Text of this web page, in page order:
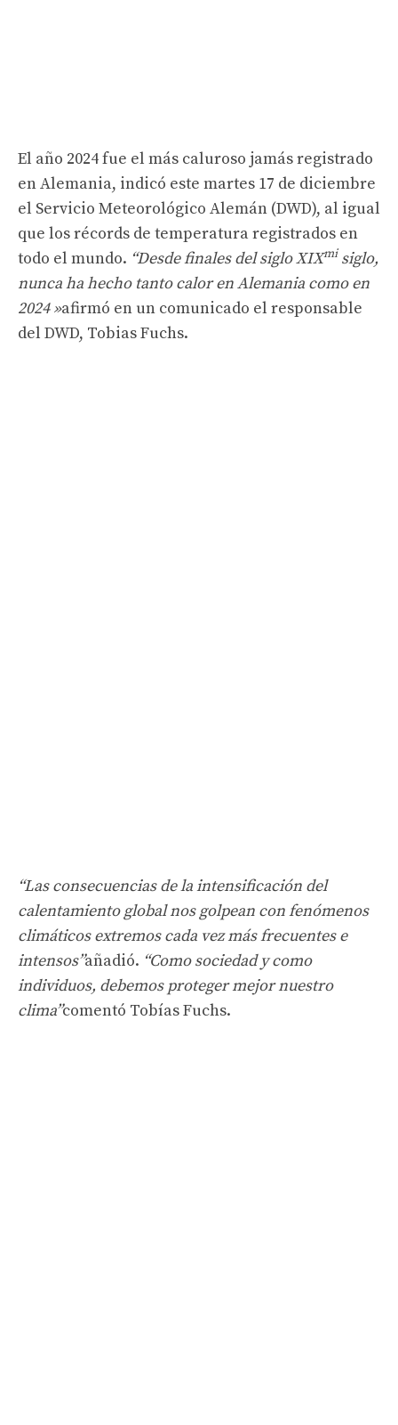
El año 2024 fue el más caluroso jamás registrado
en Alemania, indicó este martes 17 de diciembre
el Servicio Meteorológico Alemán (DWD), al igual
que los récords de temperatura registrados en
todo el mundo. “Desde finales del siglo XIXmi siglo,
nunca ha hecho tanto calor en Alemania como en
2024 »afirmó en un comunicado el responsable
del DWD, Tobias Fuchs.
“Las consecuencias de la intensificación del
calentamiento global nos golpean con fenómenos
climáticos extremos cada vez más frecuentes e
intensos”añadió. “Como sociedad y como
individuos, debemos proteger mejor nuestro
clima”comentó Tobías Fuchs.